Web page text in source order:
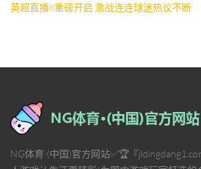
英超直播8重磅开启 激战连连球迷热议不断
NG体育·(中国)官方网站✅🏆『